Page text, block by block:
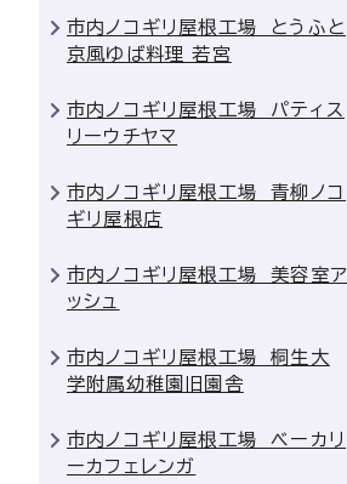
市内ノコギリ屋根工場 とうふと
京風ゆば料理 若宮
市内ノコギリ屋根工場 パティス
リーウチヤマ
市内ノコギリ屋根工場 青柳ノコ
ギリ屋根店
市内ノコギリ屋根工場 美容室ア
ッシュ
市内ノコギリ屋根工場 桐生大
学附属幼稚園旧園舎
市内ノコギリ屋根工場 ベーカリ
ーカフェレンガ